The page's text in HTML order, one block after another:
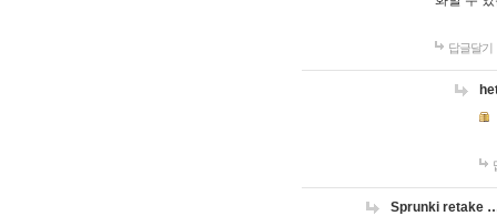
답글달기
Sprunki retake